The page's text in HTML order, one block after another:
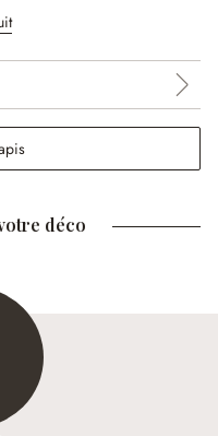
déco